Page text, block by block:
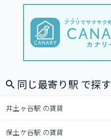
同じ最寄り駅 で探す
井土ヶ谷駅 の賃貸
保土ケ谷駅 の賃貸